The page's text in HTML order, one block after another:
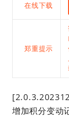
在线下载
郑重提示
增加积分变动